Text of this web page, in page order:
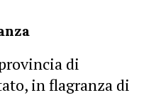
di
in flagranza di